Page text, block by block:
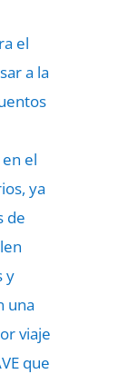
el
a la
el
ya
de
y
una
viaje
que